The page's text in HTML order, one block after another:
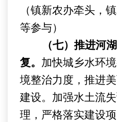
（镇新农办牵头，
等参与）
（七）推进河
复。 加快城乡水环境
境整治力度 ， 推进美
建设。 加强水土流
理，严格落实建设